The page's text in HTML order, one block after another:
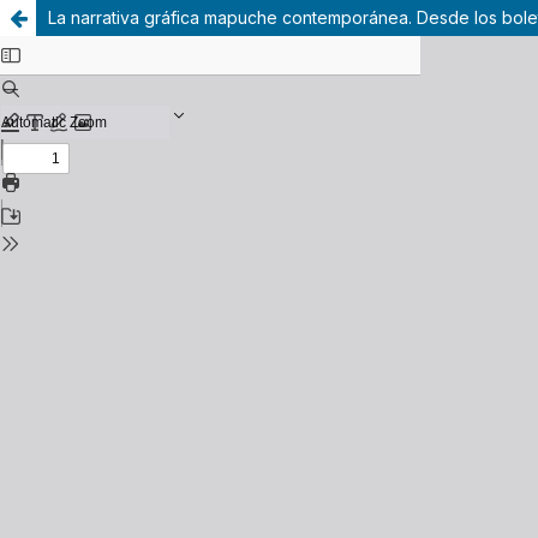
La narrativa gráfica mapuche contemporánea. Desde los